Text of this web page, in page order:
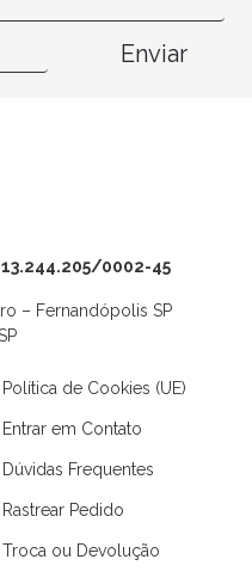
Enviar
13.244.205/0002-45
– Fernandópolis SP
Política de Cookies (UE)
Entrar em Contato
Dúvidas Frequentes
Rastrear Pedido
Troca ou Devolução